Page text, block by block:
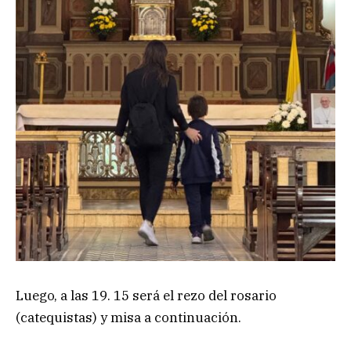
Luego, a las 19. 15 será el rezo del rosario
(catequistas) y misa a continuación.